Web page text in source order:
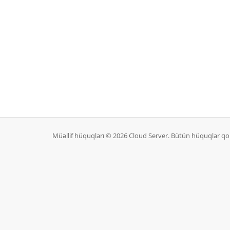
Müəllif hüquqları © 2026 Cloud Server. Bütün hüquqlar